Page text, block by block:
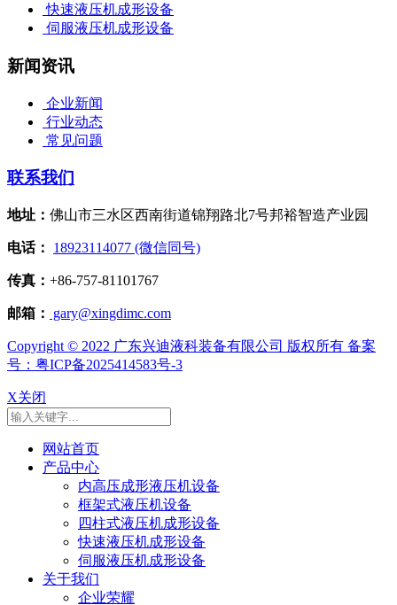
快速液压机成形设备
伺服液压机成形设备
新闻资讯
企业新闻
行业动态
常见问题
联系我们
地址： 佛山市三水区西南街道锦翔路北7号邦裕智造产业园
电话： 18923114077 (微信同号)
传真： +86-757-81101767
邮箱： gary@xingdimc.com
Copyright © 2022 广东兴迪液科装备有限公司 版权所有 备案
号：粤ICP备2025414583号-3
X关闭
网站首页
产品中心
内高压成形液压机设备
框架式液压机设备
四柱式液压机成形设备
快速液压机成形设备
伺服液压机成形设备
关于我们
企业荣耀